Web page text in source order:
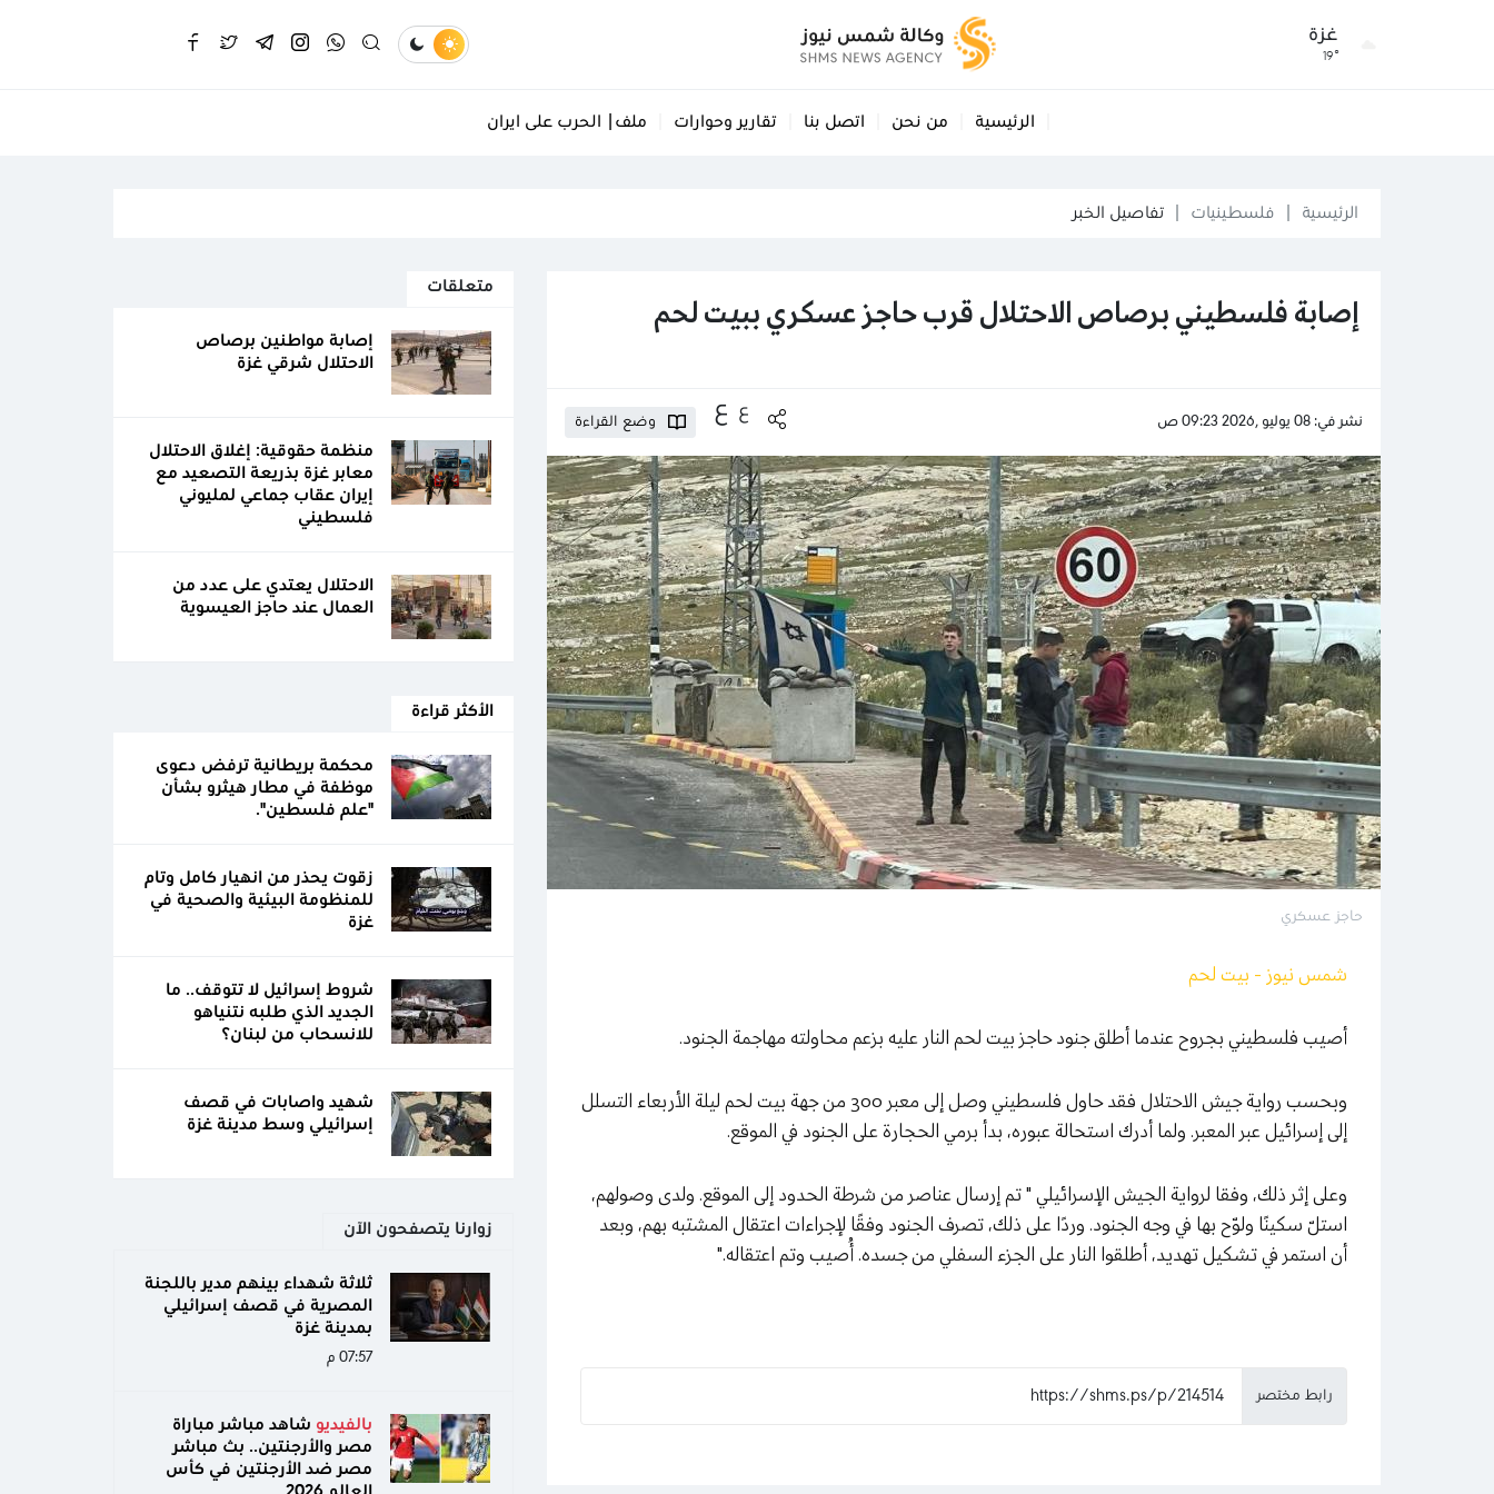
غزة
19°
الرئيسية من نحن اتصل بنا تقارير وحوارات ملف| الحرب على ايران
الرئيسية فلسطينيات تفاصيل الخبر
إصابة فلسطيني برصاص الاحتلال قرب حاجز عسكري ببيت لحم
نشر في: 08 يوليو ,2026 09:23 ص
ع ع
وضع القراءة
حاجز عسكري
شمس نيوز - بيت لحم
أصيب فلسطيني بجروح عندما أطلق جنود حاجز بيت لحم النار عليه بزعم محاولته مهاجمة الجنود.
وبحسب رواية جيش الاحتلال فقد حاول فلسطيني وصل إلى معبر 300 من جهة بيت لحم ليلة الأربعاء التسلل
إلى إسرائيل عبر المعبر. ولما أدرك استحالة عبوره، بدأ برمي الحجارة على الجنود في الموقع.
وعلى إثر ذلك، وفقا لرواية الجيش الإسرائيلي " تم إرسال عناصر من شرطة الحدود إلى الموقع. ولدى وصولهم،
استلّ سكينًا ولوّح بها في وجه الجنود. وردًا على ذلك، تصرف الجنود وفقًا لإجراءات اعتقال المشتبه بهم، وبعد
أن استمر في تشكيل تهديد، أطلقوا النار على الجزء السفلي من جسده. أُصيب وتم اعتقاله."
رابط مختصر
متعلقات
إصابة مواطنين برصاص
الاحتلال شرقي غزة
منظمة حقوقية: إغلاق الاحتلال
معابر غزة بذريعة التصعيد مع
إيران عقاب جماعي لمليوني
فلسطيني
الاحتلال يعتدي على عدد من
العمال عند حاجز العيسوية
الأكثر قراءة
محكمة بريطانية ترفض دعوى
موظفة في مطار هيثرو بشأن
"علم فلسطين".
زقوت يحذر من انهيار كامل وتام
للمنظومة البيئية والصحية في
غزة
شروط إسرائيل لا تتوقف.. ما
الجديد الذي طلبه نتنياهو
للانسحاب من لبنان؟
شهيد واصابات في قصف
إسرائيلي وسط مدينة غزة
زوارنا يتصفحون الآن
ثلاثة شهداء بينهم مدير باللجنة
المصرية في قصف إسرائيلي
بمدينة غزة
07:57 م
بالفيديو شاهد مباشر مباراة
مصر والأرجنتين.. بث مباشر
مصر ضد الأرجنتين في كأس